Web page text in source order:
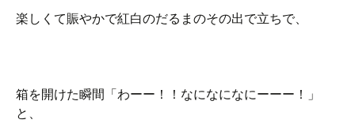
楽しくて賑やかで紅白のだるまのその出で立ちで、
箱を開けた瞬間「わーー！！なになになにーーー！」
と、